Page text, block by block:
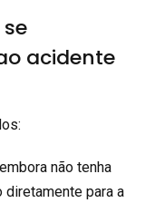
acidente
não tenha
diretamente para a